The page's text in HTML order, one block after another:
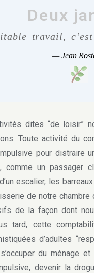
Deux
travail,
—Jean
dites “de loisir”
Toute activité du
pour distraire
comme un passager
escalier, les
de notre chambre
de la façon dont
tard, cette
d’adultes
du ménage
devenir la